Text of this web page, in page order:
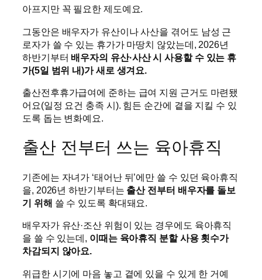
아프지만 꼭 필요한 제도예요.
그동안은 배우자가 유산이나 사산을 겪어도 남성 근
로자가 쓸 수 있는 휴가가 마땅치 않았는데, 2026년
하반기부터 배우자의 유산·사산 시 사용할 수 있는 휴
가(5일 범위 내)가 새로 생겨요.
출산전후휴가급여에 준하는 급여 지원 근거도 마련됐
어요(일정 요건 충족 시). 힘든 순간에 곁을 지킬 수 있
도록 돕는 변화예요.
출산 전부터 쓰는 육아휴직
기존에는 자녀가 ‘태어난 뒤’에만 쓸 수 있던 육아휴직
을, 2026년 하반기부터는 출산 전부터 배우자를 돌보
기 위해 쓸 수 있도록 확대돼요.
배우자가 유산·조산 위험이 있는 경우에도 육아휴직
을 쓸 수 있는데, 이때는 육아휴직 분할 사용 횟수가
차감되지 않아요.
위급한 시기에 마음 놓고 곁에 있을 수 있게 한 거예